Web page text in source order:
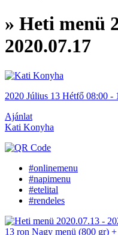
» Heti menü
2020.07.17
2020 Július 13 Hétfő 08:00 -
Ajánlat
Kati Konyha
#onlinemenu
#napimenu
#etelital
#rendeles